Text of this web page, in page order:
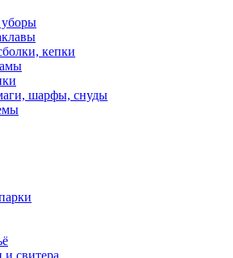
кепки
шарфы, снуды
и свитера